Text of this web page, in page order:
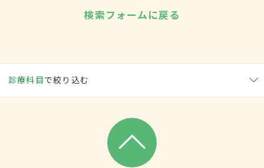
検索フォームに戻る
診療科目で絞り込む